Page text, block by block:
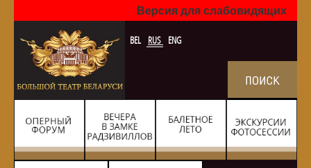
Версия для слабовидящих
BEL RUS ENG